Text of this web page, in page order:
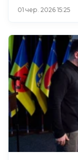
01 чер. 2026 15:25